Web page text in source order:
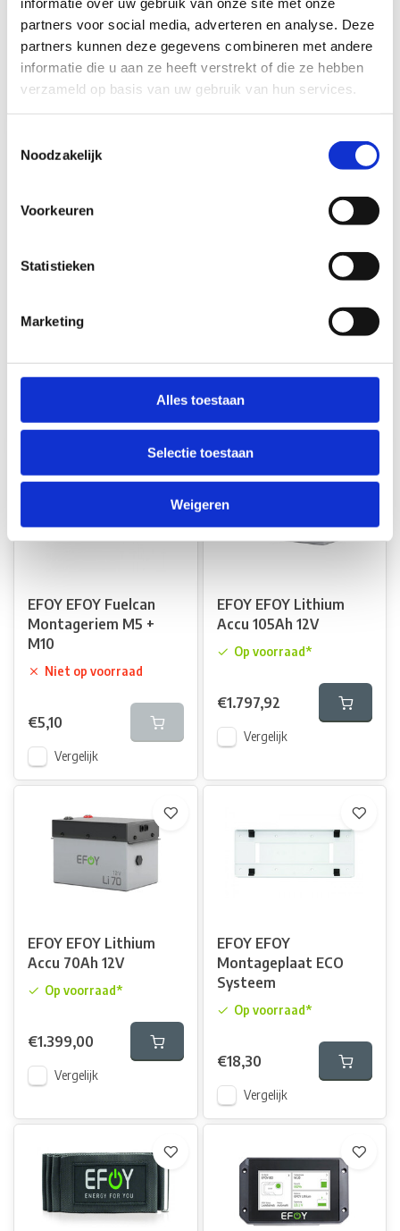
partners voor social media, adverteren en analyse. Deze
partners kunnen deze gegevens combineren met andere
informatie die u aan ze heeft verstrekt of die ze hebben
verzameld op basis van uw gebruik van hun services.
Noodzakelijk
Voorkeuren
Statistieken
Marketing
Alles toestaan
Selectie toestaan
Weigeren
Niet op voorraad
€10,20
Vergelijk
Niet op voorraad
€158,35
Vergelijk
Niet op voorraad
€42,35
EFOY EFOY Fuelcan
Niet op voorraad
EFOY EFOY Fuelcan
Montageriem M5 +
M10
Niet op voorraad
€5,10
Vergelijk
EFOY EFOY Lithium
Accu 105Ah 12V
Op voorraad*
€1.797,92
Vergelijk
EFOY EFOY Lithium
Accu 70Ah 12V
Op voorraad*
€1.399,00
Vergelijk
EFOY EFOY
Montageplaat ECO
Systeem
Op voorraad*
€18,30
Vergelijk